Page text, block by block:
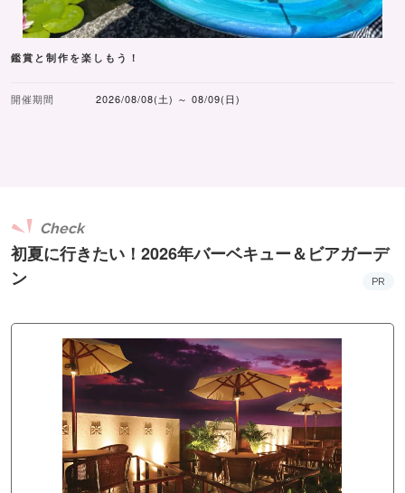
鑑賞と制作を楽しもう！
開催期間 2026/08/08(土) ～ 08/09(日)
初夏に行きたい！2026年バーベキュー＆ビアガーデ
ン
Check
PR